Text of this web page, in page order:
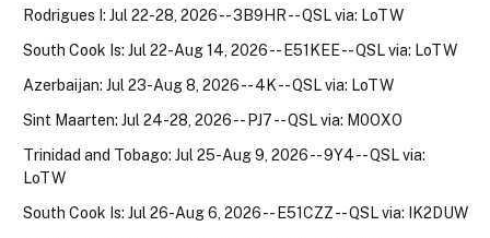
Rodrigues I: Jul 22-28, 2026 -- 3B9HR -- QSL via: LoTW
South Cook Is: Jul 22-Aug 14, 2026 -- E51KEE -- QSL via: LoTW
Azerbaijan: Jul 23-Aug 8, 2026 -- 4K -- QSL via: LoTW
Sint Maarten: Jul 24-28, 2026 -- PJ7 -- QSL via: M0OXO
Trinidad and Tobago: Jul 25-Aug 9, 2026 -- 9Y4 -- QSL via:
LoTW
South Cook Is: Jul 26-Aug 6, 2026 -- E51CZZ -- QSL via: IK2DUW